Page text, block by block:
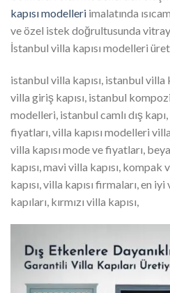
kapısı modelleri imalatında
ve özel istek doğrultusunda
İstanbul villa kapısı modelleri
istanbul villa kapısı, istanbul villa
villa giriş kapısı, istanbul
modelleri, istanbul camlı dış
fiyatları, villa kapısı modelleri
villa kapısı mode ve fiyatları,
kapısı, mavi villa kapısı, kompak
kapısı, villa kapısı firmaları, en
kapıları, kırmızı villa kapısı,